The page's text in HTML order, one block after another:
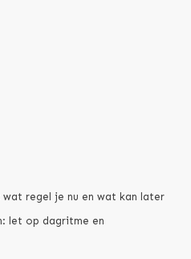
wat regel je nu en wat kan later
let op dagritme en